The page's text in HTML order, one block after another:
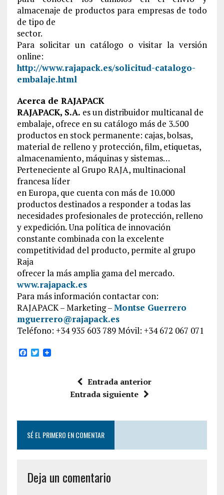
almacenaje de productos para empresas de todo
de tipo de
sector.
Para solicitar un catálogo o visitar la versión
online:
http://www.rajapack.es/solicitud-catalogo-
embalaje.html
Acerca de RAJAPACK
RAJAPACK, S.A. es un distribuidor multicanal de
embalaje, ofrece en su catálogo más de 3.500
productos en stock permanente: cajas, bolsas,
material de relleno y protección, film, etiquetas,
almacenamiento, máquinas y sistemas…
Perteneciente al Grupo RAJA, multinacional
francesa líder
en Europa, que cuenta con más de 10.000
productos destinados a responder a todas las
necesidades profesionales de protección, relleno
y expedición. Una política de innovación
constante combinada con la excelente
competitividad del producto, permite al grupo
Raja
ofrecer la más amplia gama del mercado.
www.rajapack.es
Para más información contactar con:
RAJAPACK – Marketing –Montse Guerrero
mguerrero@rajapack.es
Teléfono: +34 935 603 789 Móvil: +34 672 067 071
F T
Entrada anterior
Entrada siguiente
SÉ EL PRIMERO EN COMENTAR
Deja un comentario